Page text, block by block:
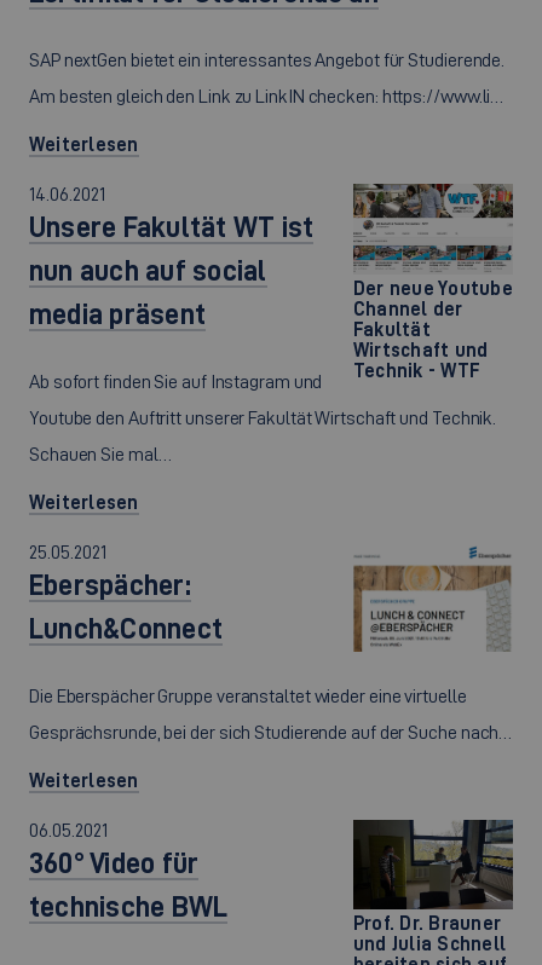
SAP nextGen bietet ein interessantes Angebot für Studierende.
Am besten gleich den Link zu LinkIN checken: https://www.li…
Weiterlesen
Der neue Youtube
Channel der
Fakultät
Wirtschaft und
Technik - WTF
14.06.2021
Unsere Fakultät WT ist
nun auch auf social
media präsent
Ab sofort finden Sie auf Instagram und
Youtube den Auftritt unserer Fakultät Wirtschaft und Technik.
Schauen Sie mal…
Weiterlesen
25.05.2021
Eberspächer:
Lunch&Connect
Die Eberspächer Gruppe veranstaltet wieder eine virtuelle
Gesprächsrunde, bei der sich Studierende auf der Suche nach…
Weiterlesen
Prof. Dr. Brauner
und Julia Schnell
06.05.2021
360° Video für
technische BWL